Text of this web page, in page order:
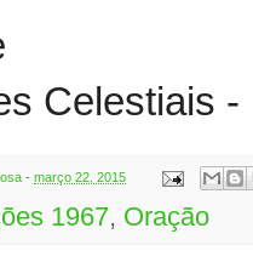
Celestiais
- março 22, 2015
1967, Oração